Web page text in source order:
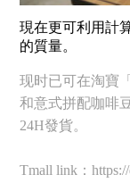
現在更可利用計
的質量。
现时已可在淘寶
和意式拼配咖啡
24H發貨。
Tmall link：